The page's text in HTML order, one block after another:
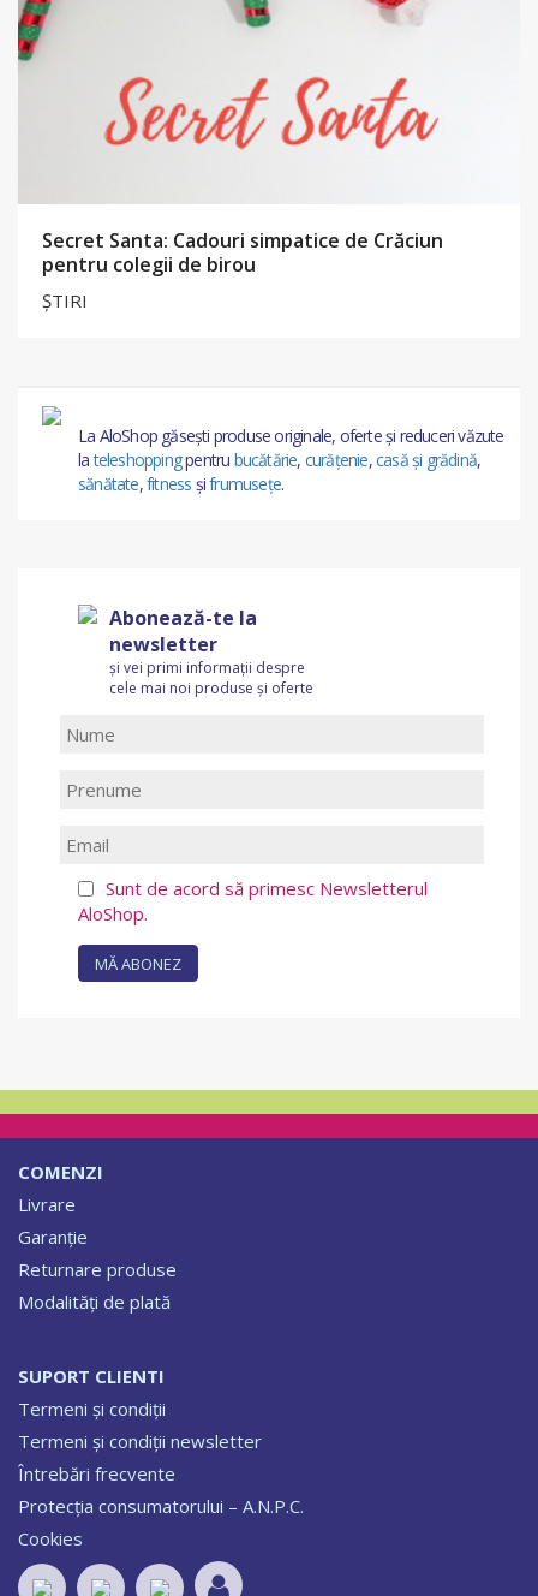
Secret Santa: Cadouri simpatice de Crăciun
pentru colegii de birou
ȘTIRI
La AloShop găsești produse originale, oferte și reduceri văzute
lateleshoppingpentru bucătărie, curățenie,casă și grădină,
sănătate,fitness șifrumusețe.
Abonează-te la
newsletter
și vei primi informații despre
cele mai noi produse și oferte
Sunt de acord să primesc Newsletterul
AloShop.
MĂ ABONEZ
COMENZI
Livrare
Garanție
Returnare produse
Modalități de plată
SUPORT CLIENTI
Termeni și condiții
Termeni și condiții newsletter
Întrebări frecvente
Protecția consumatorului – A.N.P.C.
Cookies